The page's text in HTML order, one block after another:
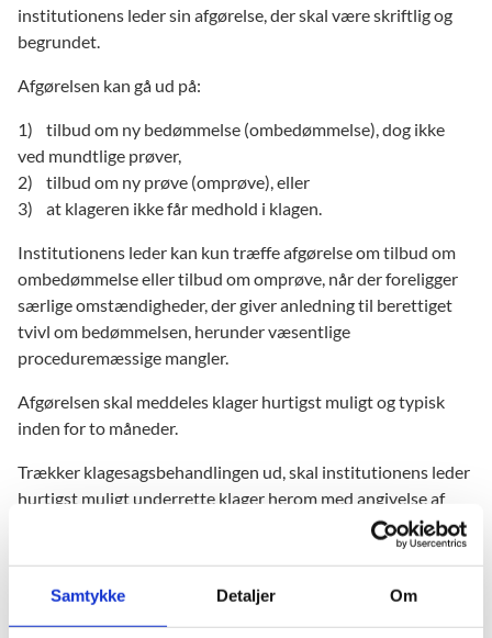
Samtykke Detaljer Om
institutionens leder sin afgørelse, der skal være skriftlig og
begrundet.
Afgørelsen kan gå ud på:
1) tilbud om ny bedømmelse (ombedømmelse), dog ikke
ved mundtlige prøver,
2) tilbud om ny prøve (omprøve), eller
3) at klageren ikke får medhold i klagen.
Institutionens leder kan kun træffe afgørelse om tilbud om
ombedømmelse eller tilbud om omprøve, når der foreligger
særlige omstændigheder, der giver anledning til berettiget
tvivl om bedømmelsen, herunder væsentlige
proceduremæssige mangler.
Afgørelsen skal meddeles klager hurtigst muligt og typisk
inden for to måneder.
Trækker klagesagsbehandlingen ud, skal institutionens leder
hurtigst muligt underrette klager herom med angivelse af
begrundelsen herfor og oplysning om, hvornår klagen
Går afgørelsen ud på tilbud om ombedømmelse eller
omprøve, skal klageren samtidig informeres om, at